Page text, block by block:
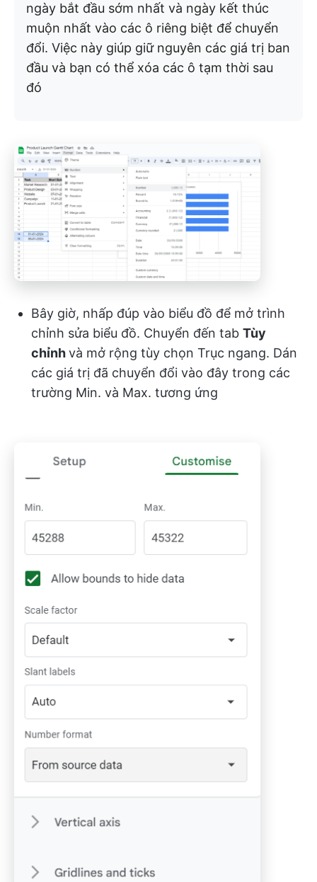
ngày bắt đầu sớm nhất và ngày kết thúc
muộn nhất vào các ô riêng biệt để chuyển
đổi. Việc này giúp giữ nguyên các giá trị ban
đầu và bạn có thể xóa các ô tạm thời sau
đó
Bây giờ, nhấp đúp vào biểu đồ để mở trình
chỉnh sửa biểu đồ. Chuyển đến tab Tùy
chỉnhvà mở rộng tùy chọn Trục ngang. Dán
các giá trị đã chuyển đổi vào đây trong các
trường Min. và Max. tương ứng